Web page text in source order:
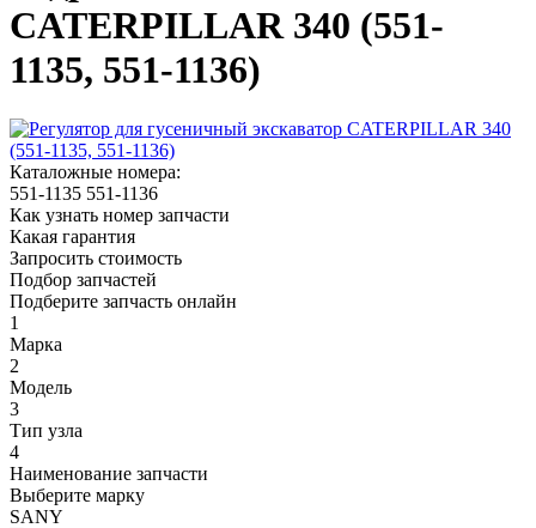
CATERPILLAR 340 (551-
1135, 551-1136)
Каталожные номера:
551-1135 551-1136
Как узнать номер запчасти
Какая гарантия
Запросить стоимость
Подбор запчастей
Подберите запчасть онлайн
1
Марка
2
Модель
3
Тип узла
4
Наименование запчасти
Выберите марку
SANY